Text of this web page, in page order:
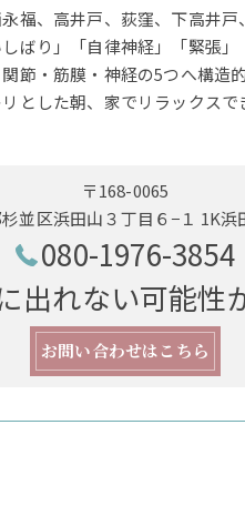
福、高井戸、荻窪、下高井
ばり」「自律神経」「緊張
節・筋膜・神経の5つへ構造
とした朝、家でリラックス
〒168-0065
並区浜田山３丁目６−１ 1K浜
080-1976-3854
出れない可能性
お問い合わせはこちら